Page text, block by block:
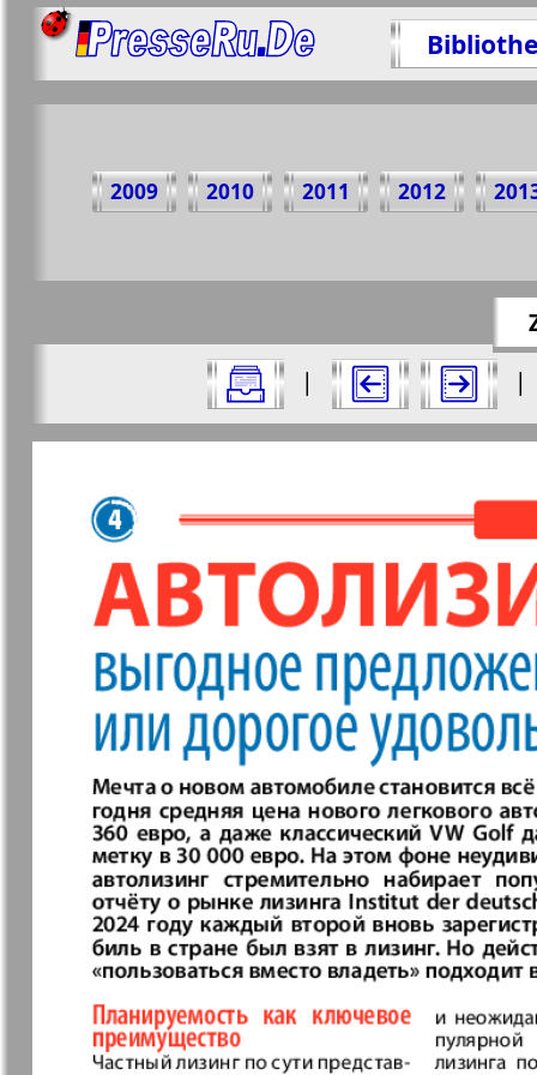
2009 2010 2011 2012
Alle Ausgaben Zeitungen "Nasche
3
|
|
Seiten Zeitung "Nasche
1
https://
❬ Apelsin
Baden-
MK-Germany
Landsleute
MK-
Novije Semljaki
Partner Partner-
Telegraf